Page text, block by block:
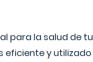
para la salud de tu
eficiente y utilizado